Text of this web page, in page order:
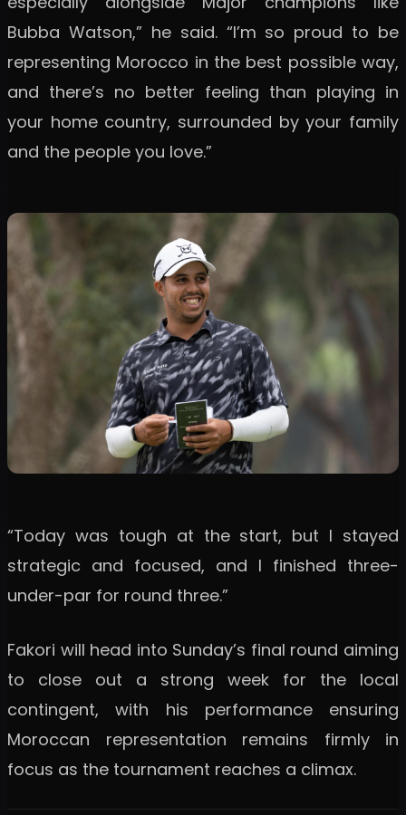
Bubba Watson,” he said. “I’m so proud to be
representing Morocco in the best possible way,
and there’s no better feeling than playing in
your home country, surrounded by your family
and the people you love.”
“Today was tough at the start, but I stayed
strategic and focused, and I finished three-
under-par for round three.”
Fakori will head into Sunday’s final round aiming
to close out a strong week for the local
contingent, with his performance ensuring
Moroccan representation remains firmly in
focus as the tournament reaches a climax.